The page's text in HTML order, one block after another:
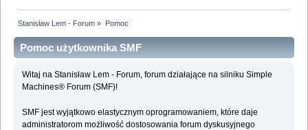
Stanisław Lem - Forum » Pomoc
Pomoc użytkownika SMF
Witaj na Stanisław Lem - Forum, forum działające na silniku Simple
Machines® Forum (SMF)!
SMF jest wyjątkowo elastycznym oprogramowaniem, które daje
administratorom możliwość dostosowania forum dyskusyjnego